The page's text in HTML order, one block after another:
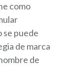
como
se puede
de marca
de